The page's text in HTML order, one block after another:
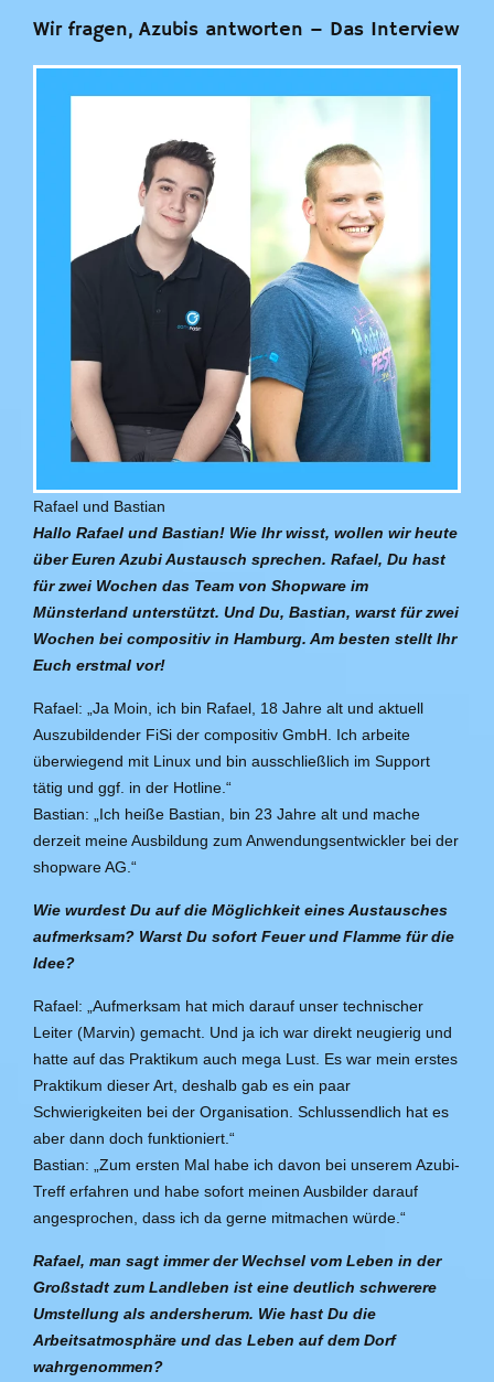
Wir fragen, Azubis antworten – Das Interview
Rafael und Bastian
Hallo Rafael und Bastian! Wie Ihr wisst, wollen wir heute
über Euren Azubi Austausch sprechen. Rafael, Du hast
für zwei Wochen das Team von Shopware im
Münsterland unterstützt. Und Du, Bastian, warst für zwei
Wochen bei compositiv in Hamburg. Am besten stellt Ihr
Euch erstmal vor!
Rafael: „Ja Moin, ich bin Rafael, 18 Jahre alt und aktuell
Auszubildender FiSi der compositiv GmbH. Ich arbeite
überwiegend mit Linux und bin ausschließlich im Support
tätig und ggf. in der Hotline.“
Bastian: „Ich heiße Bastian, bin 23 Jahre alt und mache
derzeit meine Ausbildung zum Anwendungsentwickler bei der
shopware AG.“
Wie wurdest Du auf die Möglichkeit eines Austausches
aufmerksam? Warst Du sofort Feuer und Flamme für die
Idee?
Rafael: „Aufmerksam hat mich darauf unser technischer
Leiter (Marvin) gemacht. Und ja ich war direkt neugierig und
hatte auf das Praktikum auch mega Lust. Es war mein erstes
Praktikum dieser Art, deshalb gab es ein paar
Schwierigkeiten bei der Organisation. Schlussendlich hat es
aber dann doch funktioniert.“
Bastian: „Zum ersten Mal habe ich davon bei unserem Azubi-
Treff erfahren und habe sofort meinen Ausbilder darauf
angesprochen, dass ich da gerne mitmachen würde.“
Rafael, man sagt immer der Wechsel vom Leben in der
Großstadt zum Landleben ist eine deutlich schwerere
Umstellung als andersherum. Wie hast Du die
Arbeitsatmosphäre und das Leben auf dem Dorf
wahrgenommen?